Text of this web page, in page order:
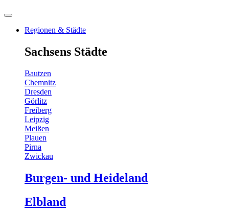
Regionen & Städte
Sachsens Städte
Bautzen
Chemnitz
Dresden
Görlitz
Freiberg
Leipzig
Meißen
Plauen
Pirna
Zwickau
Burgen- und Heideland
Elbland